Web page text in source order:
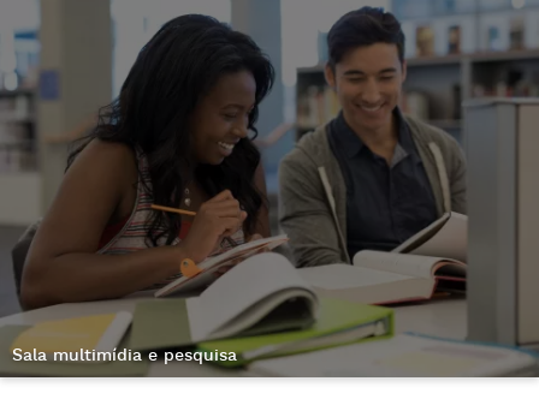
Sala multimídia e pesquisa